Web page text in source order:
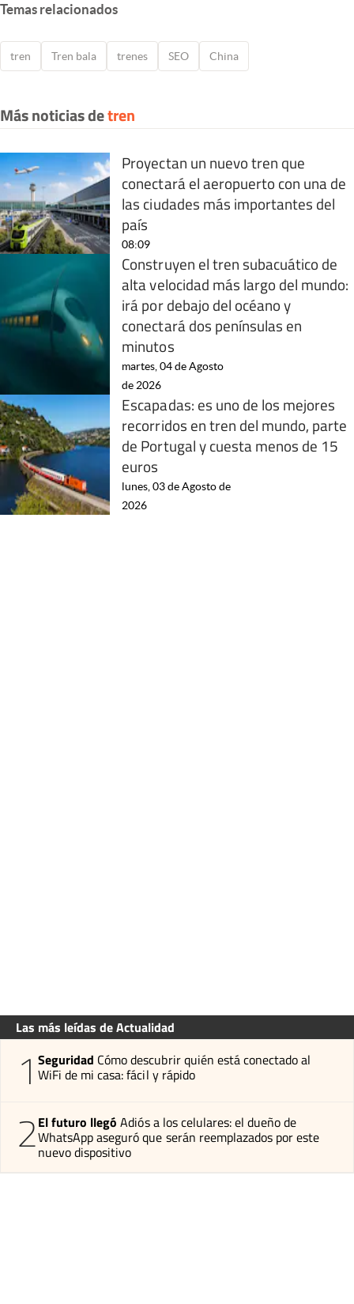
Temas relacionados
tren Tren bala trenes SEO China
Más noticias detren
Proyectan un nuevo tren que
conectará el aeropuerto con una de
las ciudades más importantes del
país
08:09
Construyen el tren subacuático de
alta velocidad más largo del mundo:
irá por debajo del océano y
conectará dos penínsulas en
minutos
martes, 04 de Agosto
de 2026
Escapadas: es uno de los mejores
recorridos en tren del mundo, parte
de Portugal y cuesta menos de 15
euros
lunes, 03 de Agosto de
2026
Las más leídas de Actualidad
1 Seguridad Cómo descubrir quién está conectado al
WiFi de mi casa: fácil y rápido
2El futuro llegó Adiós a los celulares: el dueño de
WhatsApp aseguró que serán reemplazados por este
nuevo dispositivo